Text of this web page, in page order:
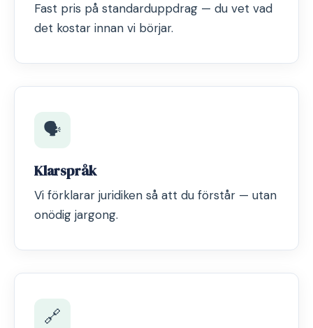
Fast pris på standarduppdrag — du vet vad
det kostar innan vi börjar.
🗣️
Klarspråk
Vi förklarar juridiken så att du förstår — utan
onödig jargong.
🔗